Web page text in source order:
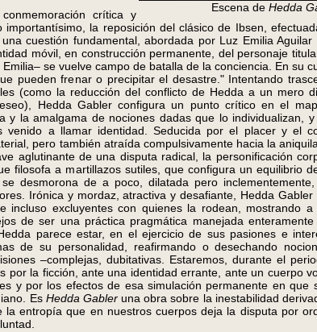
Escena de Hedda
crítica y
importantísimo, la reposición del clásico de Ibsen,
cuestión fundamental, abordada por Luz Emilia Aguilar
móvil, en construcción permanente, del personaje
se vuelve campo de batalla de la conciencia. En su
pueden frenar o precipitar el desastre." Intentando
(como la reducción del conflicto de Hedda a un mero
Hedda Gabler configura un punto crítico en el
y la amalgama de nociones dadas que lo individualizan, y
venido a llamar identidad. Seducida por el placer y el
pero también atraída compulsivamente hacia la
aglutinante de una disputa radical, la personificación
filosofa a martillazos sutiles, que configura un equilibrio
desmorona de a poco, dilatada pero
Irónica y mordaz, atractiva y desafiante, Hedda Gabler
incluso excluyentes con quienes la rodean, mostrando a
de ser una práctica pragmática manejada
parece estar, en el ejercicio de sus pasiones e
de su personalidad, reafirmando o desechando
–complejas, dubitativas. Estaremos, durante el
por la ficción, ante una identidad errante, ante un cuerpo
y por los efectos de esa simulación permanente en que
Es Hedda Gabler una obra sobre la inestabilidad
la entropía que en nuestros cuerpos deja la disputa por